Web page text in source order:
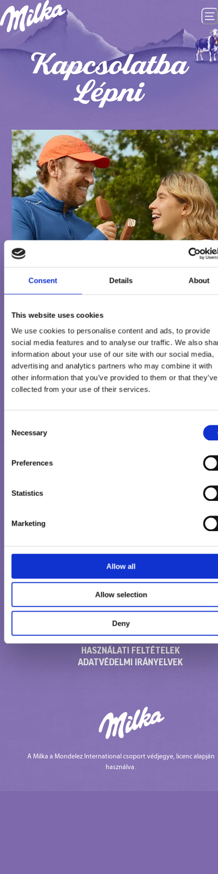
Consent Details About
This website uses cookies
We use cookies to personalise content and ads, to provide
social media features and to analyse our traffic. We also
information about your use of our site with our social media,
advertising and analytics partners who may combine it with
other information that you’ve provided to them or that they’ve
collected from your use of their services.
Selection
Necessary
Preferences
Statistics
Marketing
Allow all
Allow selection
Deny
Kapcsolatba
Lépni
VEGYE FEL VELÜNK A
Fontos számunkra az Ön véleménye! Van kérdése vagy javaslata
fagylalttermékeinkkel kapcsolatban, vagy szeretne valamilyen
HASZNÁLATI FELTÉTELEK
ADATVÉDELMI IRÁNYELVEK
A Milka a Mondelez International csoport védjegye, licenc alapján
használva.